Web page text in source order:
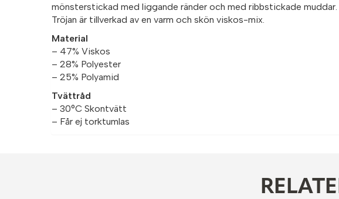
mönsterstickad med liggande ränder och med ribbstickade muddar.
Tröjan är tillverkad av en varm och skön viskos-mix.
Material
– 47% Viskos
– 28% Polyester
– 25% Polyamid
Tvättråd
– 30°C Skontvätt
– Får ej torktumlas